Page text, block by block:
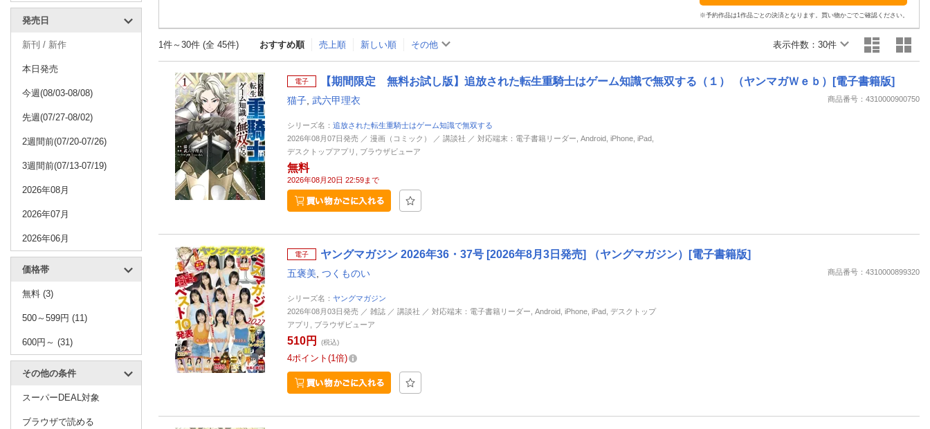
発売日
新刊 / 新作
本日発売
今週(08/03-08/08)
先週(07/27-08/02)
2週間前(07/20-07/26)
3週間前(07/13-07/19)
2026年08月
2026年07月
2026年06月
価格帯
無料 (3)
500～599円 (11)
600円～ (31)
その他の条件
スーパーDEAL対象
ブラウザで読める
※予約作品は1作品ごとの決済となります。買い物かごでご確認ください。
1件～30件 (全 45件) おすすめ順 売上順 新しい順 その他 表示件数： 30件
電子 【期間限定 無料お試し版】追放された転生重騎士はゲーム知識で無双する（１） （ヤンマガＷｅｂ）[電子書籍版]
猫子 武六甲理衣 商品番号：4310000900750
シリーズ名： 追放された転生重騎士はゲーム知識で無双する
2026年08月07日発売 ／ 漫画（コミック） ／ 講談社 ／ 対応端末：電子書籍リーダー, Android, iPhone, iPad,
デスクトップアプリ, ブラウザビューア
無料
2026年08月20日 22:59まで
電子 ヤングマガジン 2026年36・37号 [2026年8月3日発売] （ヤングマガジン）[電子書籍版]
五褒美 つくものい 商品番号：4310000899320
シリーズ名： ヤングマガジン
2026年08月03日発売 ／ 雑誌 ／ 講談社 ／ 対応端末：電子書籍リーダー, Android, iPhone, iPad, デスクトップ
アプリ, ブラウザビューア
510円 (税込)
4ポイント 1倍